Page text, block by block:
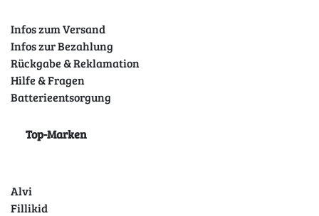
Infos zum Versand
Infos zur Bezahlung
Rückgabe & Reklamation
Hilfe & Fragen
Batterieentsorgung
Top-Marken
Alvi
Fillikid